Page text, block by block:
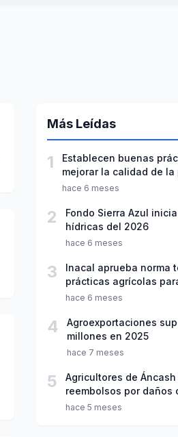
Más Leídas
1
Establecen buenas
mejorar la calidad de
hace 6 meses
2
Fondo Sierra Azul
hídricas del 2026
hace 6 meses
3
Inacal aprueba norma
prácticas agrícolas
hace 6 meses
4
Agroexportaciones
millones en 2025
hace 7 meses
5
Agricultores de
reembolsos por daños
sembríos
hace 5 meses